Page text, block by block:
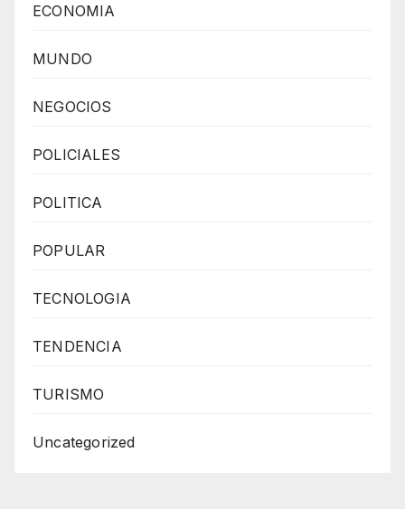
ECONOMIA
MUNDO
NEGOCIOS
POLICIALES
POLITICA
POPULAR
TECNOLOGIA
TENDENCIA
TURISMO
Uncategorized